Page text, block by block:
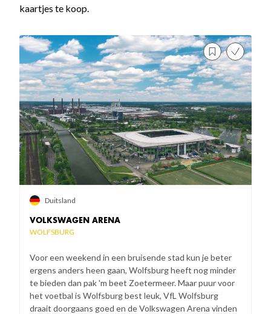
kaartjes te koop.
VOLKSWAGEN ARENA
WOLFSBURG
Voor een weekend in een bruisende stad kun je beter
ergens anders heen gaan, Wolfsburg heeft nog minder
te bieden dan pak 'm beet Zoetermeer. Maar puur voor
het voetbal is Wolfsburg best leuk, VfL Wolfsburg
draait doorgaans goed en de Volkswagen Arena vinden
Duitsland